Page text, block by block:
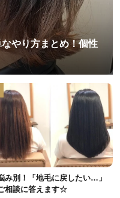
やり方まとめ！個性
み別！「地毛に戻したい…」
相談に答えます☆